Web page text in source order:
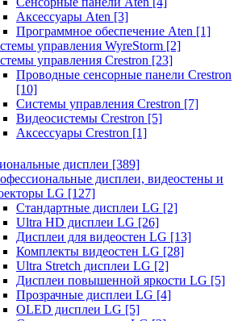
Аксессуары Aten [3]
Программное обеспечение Aten [1]
управления WyreStorm [2]
управления Crestron [23]
Проводные сенсорные панели Crestron
[10]
Системы управления Crestron [7]
Видеосистемы Crestron [5]
Аксессуары Crestron [1]
дисплеи [389]
дисплеи, видеостены и
LG [127]
Стандартные дисплеи LG [2]
Ultra HD дисплеи LG [26]
Дисплеи для видеостен LG [13]
Комплекты видеостен LG [28]
Ultra Stretch дисплеи LG [2]
Дисплеи повышенной яркости LG [5]
Прозрачные дисплеи LG [4]
OLED дисплеи LG [5]